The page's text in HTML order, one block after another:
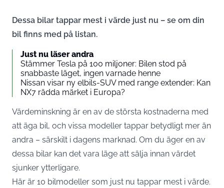
Dessa bilar tappar mest i värde just nu – se om din
bil finns med på listan.
Just nu läser andra
Stämmer Tesla på 100 miljoner: Bilen stod på
snabbaste läget, ingen varnade henne
Nissan visar ny elbils-SUV med range extender: Kan
NX7 rädda märket i Europa?
Värdeminskning är en av de största kostnaderna med
att äga bil, och vissa modeller tappar betydligt mer än
andra – särskilt i dagens marknad. Om du äger en av
dessa bilar kan det vara läge att sälja innan värdet
sjunker ytterligare.
Här är 10 bilmodeller som just nu tappar mest i värde.